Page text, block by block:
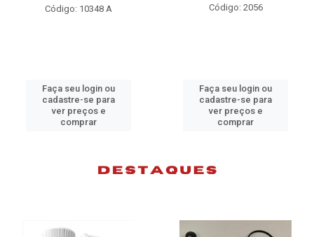
Código: 10348 A
Faça seu login ou
cadastre-se para
ver preços e
comprar
Código: 2056
Faça seu login ou
cadastre-se para
ver preços e
comprar